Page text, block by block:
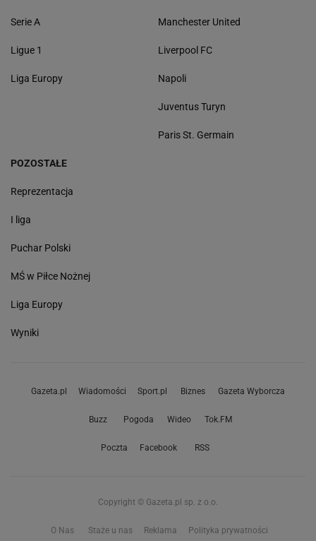
Serie A
Ligue 1
Liga Europy
Manchester United
Liverpool FC
Napoli
Juventus Turyn
Paris St. Germain
POZOSTAŁE
Reprezentacja
I liga
Puchar Polski
MŚ w Piłce Nożnej
Liga Europy
Wyniki
Gazeta.pl Wiadomości Sport.pl Biznes Gazeta Wyborcza
Buzz Pogoda Wideo Tok.FM
Poczta Facebook RSS
Copyright © Gazeta.pl sp. z o.o.
O Nas Staże u nas Reklama Polityka prywatności